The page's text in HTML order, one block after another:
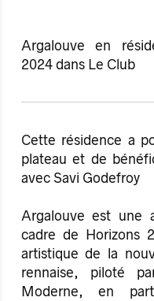
Argalouve en
2024 dans Le Club
Cette résidence a
plateau et de
avec Savi Godefroy
Argalouve est une
cadre de Horizons
artistique de la
rennaise, piloté
Moderne, en